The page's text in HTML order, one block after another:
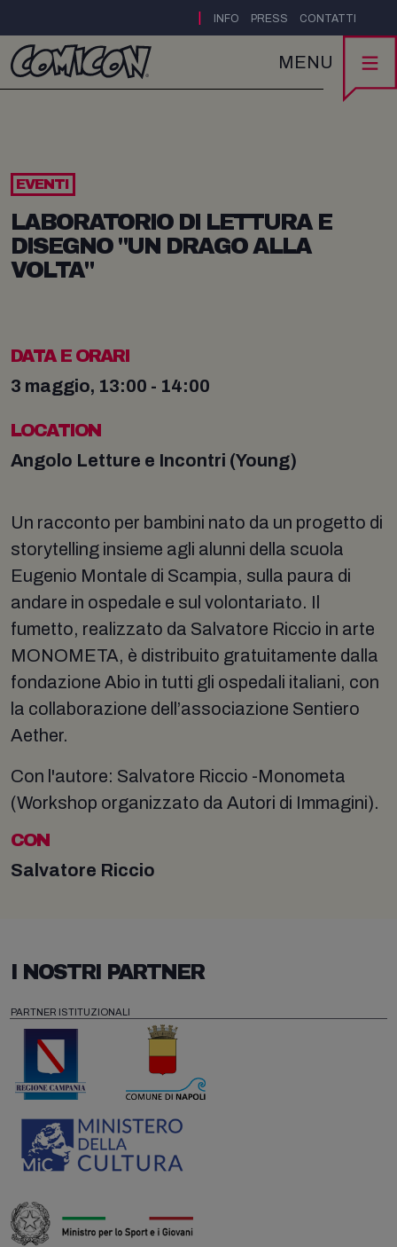
INFO PRESS CONTATTI
MENU
EVENTI
LABORATORIO DI LETTURA E
DISEGNO "UN DRAGO ALLA
VOLTA"
DATA E ORARI
3 maggio, 13:00 - 14:00
LOCATION
Angolo Letture e Incontri (Young)
Un racconto per bambini nato da un progetto di
storytelling insieme agli alunni della scuola
Eugenio Montale di Scampia, sulla paura di
andare in ospedale e sul volontariato. Il
fumetto, realizzato da Salvatore Riccio in arte
MONOMETA, è distribuito gratuitamente dalla
fondazione Abio in tutti gli ospedali italiani, con
la collaborazione dell’associazione Sentiero
Aether.
Con l'autore: Salvatore Riccio -Monometa
(Workshop organizzato da Autori di Immagini).
CON
Salvatore Riccio
I NOSTRI PARTNER
PARTNER ISTITUZIONALI